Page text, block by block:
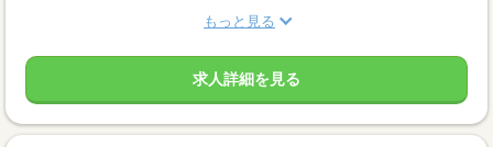
もっと見る
求人詳細を見る